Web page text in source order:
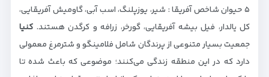
۵ حیوان شاخص آفریقا : شیر، یوزپلنگ، اسب آبی، گاومیش آفریقایی،
کل یالدار، فیل بیشه آفریقایی، گورخر، زرافه و کرگدن هستند. کنیا
جمعیت بسیار متنوعی از پرندگان شامل فلامینگو و شترمرغ معمولی
دارد که در این منطقه زندگی می‌کنند؛ موضوعی که باعث شده تا